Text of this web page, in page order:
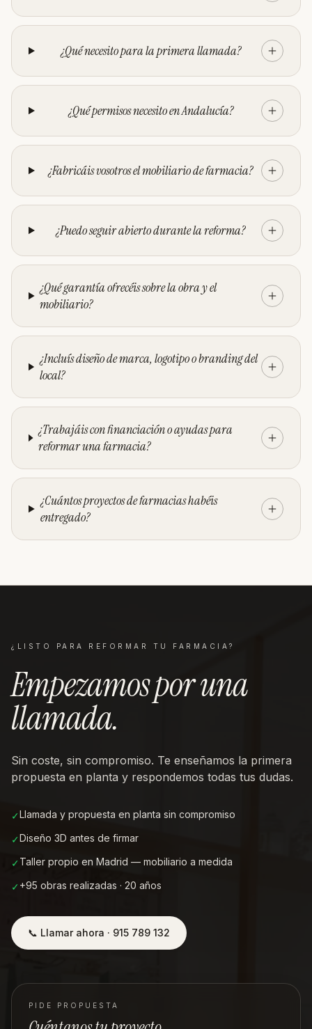
¿Qué necesito para la primera llamada?
¿Qué permisos necesito en Andalucía?
¿Fabricáis vosotros el mobiliario de farmacia?
¿Puedo seguir abierto durante la reforma?
¿Qué garantía ofrecéis sobre la obra y el
mobiliario?
¿Incluís diseño de marca, logotipo o branding del
local?
¿Trabajáis con financiación o ayudas para
reformar una farmacia?
¿Cuántos proyectos de farmacias habéis
entregado?
¿LISTO PARA REFORMAR TU FARMACIA ?
Empezamos por una
llamada.
Sin coste, sin compromiso. Te enseñamos la primera
propuesta en planta y respondemos todas tus dudas.
✓Llamada y propuesta en planta sin compromiso
✓Diseño 3D antes de firmar
✓Taller propio en Madrid — mobiliario a medida
✓+95 obras realizadas · 20 años
📞 Llamar ahora · 915 789 132
PIDE PROPUESTA